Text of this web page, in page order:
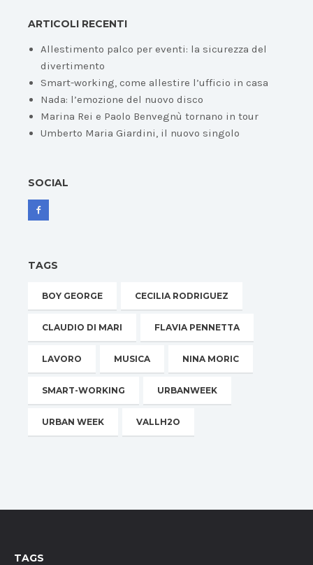
ARTICOLI RECENTI
Allestimento palco per eventi: la sicurezza del
divertimento
Smart-working, come allestire l’ufficio in casa
Nada: l’emozione del nuovo disco
Marina Rei e Paolo Benvegnù tornano in tour
Umberto Maria Giardini, il nuovo singolo
SOCIAL
TAGS
BOY GEORGE CECILIA RODRIGUEZ
CLAUDIO DI MARI FLAVIA PENNETTA
LAVORO MUSICA NINA MORIC
SMART-WORKING URBANWEEK
URBAN WEEK VALLH2O
TAGS